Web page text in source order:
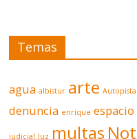
Temas
agua albistur arte Autopista
denuncia enrique
judicial luz multas